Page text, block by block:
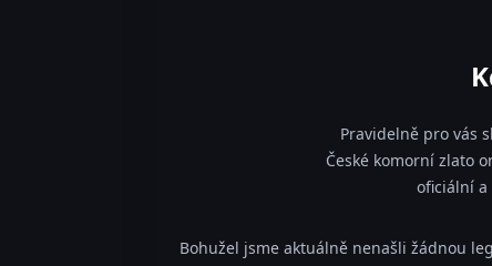
Pravidelně pro vás
České komorní zlato
oficiální a
Bohužel jsme aktuálně nenašli žádnou